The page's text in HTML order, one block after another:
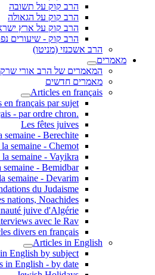
הרב קוק על תשובה
הרב קוק על הגאולה
הרב קוק על ארץ
הרב קוק - שיעורים
הרב אשכנזי (מניטו)
מאמרים
המאמרים של הרב אורי
מאמרים חדשים
Articles en français
en français par sujet
.Articles en français - par ordre chron
Les fêtes juives
semaine - Berechite
semaine - Chemot
semaine - Vayikra
semaine - Bemidbar
semaine - Devarim
du Judaisme
nations, Noachides
juive d'Algérie
avec le Rav
divers en français
Articles in English
English by subject
in English - by date